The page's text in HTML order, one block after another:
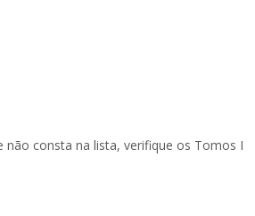
não consta na lista, verifique os Tomos I